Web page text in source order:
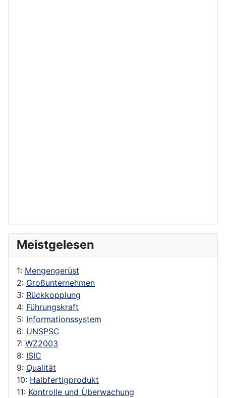
Meistgelesen
1: Mengengerüst
2: Großunternehmen
3: Rückkopplung
4: Führungskraft
5: Informationssystem
6: UNSPSC
7: WZ2003
8: ISIC
9: Qualität
10: Halbfertigprodukt
11: Kontrolle und Überwachung